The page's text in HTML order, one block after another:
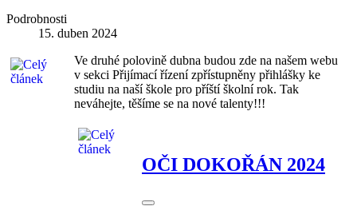
Podrobnosti
15. duben 2024
Ve druhé polovině dubna budou zde na našem webu
v sekci Přijímací řízení zpřístupněny přihlášky ke
studiu na naší škole pro příští školní rok. Tak
neváhejte, těšíme se na nové talenty!!!
OČI DOKOŘÁN 2024